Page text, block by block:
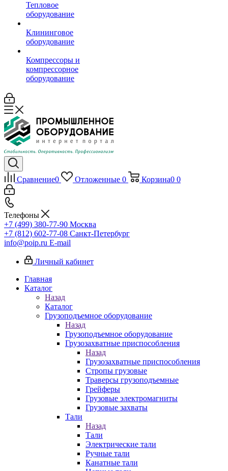
Тепловое
оборудование
Клининговое
оборудование
Компрессоры и
компрессорное
оборудование
Сравнение0 Отложенные 0 Корзина0 0
Телефоны
+7 (499) 380-77-90 Москва
+7 (812) 602-77-08 Санкт-Петербург
info@poip.ru E-mail
Личный кабинет
Главная
Каталог
Назад
Каталог
Грузоподъемное оборудование
Назад
Грузоподъемное оборудование
Грузозахватные приспособления
Назад
Грузозахватные приспособления
Стропы грузовые
Траверсы грузоподъемные
Грейферы
Грузовые электромагниты
Грузовые захваты
Тали
Назад
Тали
Электрические тали
Ручные тали
Канатные тали